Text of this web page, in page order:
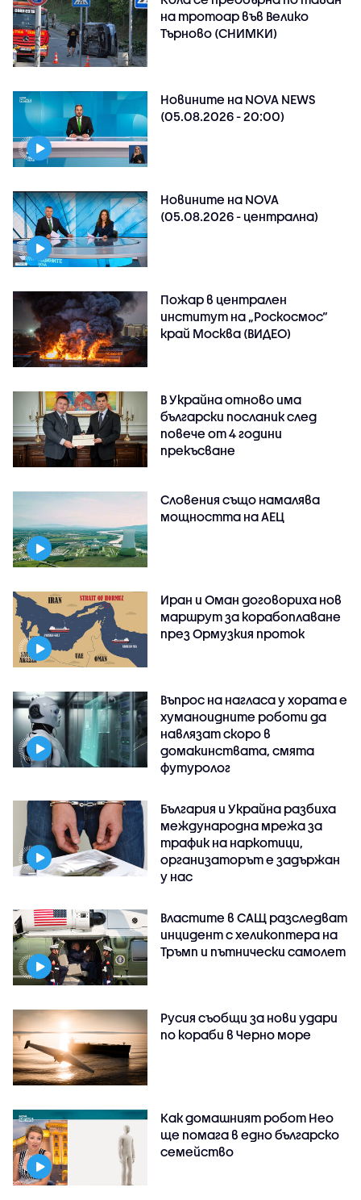
на тротоар във Велико
Търново (СНИМКИ)
Новините на NOVA NEWS
(05.08.2026 - 20:00)
Новините на NOVA
(05.08.2026 - централна)
Пожар в централен
институт на „Роскосмос“
край Москва (ВИДЕО)
В Украйна отново има
български посланик след
повече от 4 години
прекъсване
Словения също намалява
мощността на АЕЦ
Иран и Оман договориха нов
маршрут за корабоплаване
през Ормузкия проток
Въпрос на нагласа у хората е
хуманоидните роботи да
навлязат скоро в
домакинствата, смята
футуролог
България и Украйна разбиха
международна мрежа за
трафик на наркотици,
организаторът е задържан
у нас
Властите в САЩ разследват
инцидент с хеликоптера на
Тръмп и пътнически самолет
Русия съобщи за нови удари
по кораби в Черно море
Как домашният робот Нео
ще помага в едно българско
семейство